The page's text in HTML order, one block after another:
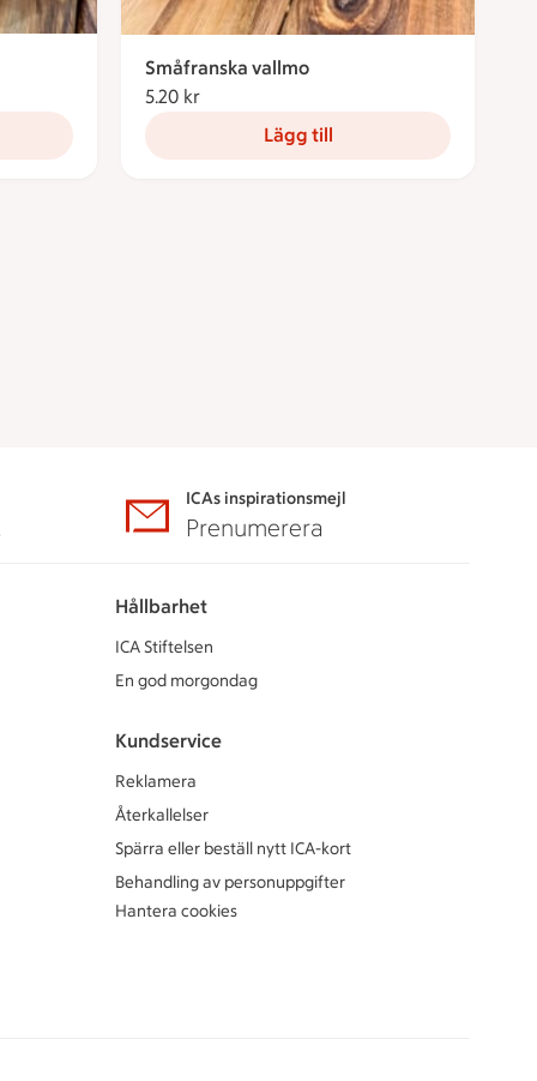
Småfranska vallmo
5.20 kr
Lägg till
ICAs inspirationsmejl
Prenumerera
Hållbarhet
ICA Stiftelsen
En god morgondag
Kundservice
Reklamera
Återkallelser
Spärra eller beställ nytt ICA-kort
Behandling av personuppgifter
Hantera cookies